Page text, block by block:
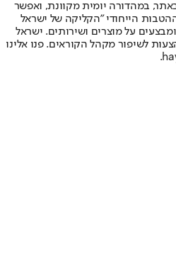
במהדורה יומית מקוונת, ואפשר
הייחודי "הקליקה של ישראל
על מוצרים ושירותים. ישראל
לשיפור מקהל הקוראים. פנו אלינו